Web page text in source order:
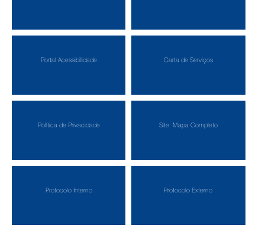
Portal Acessibilidade Carta de Serviços
Política de Privacidade Site: Mapa Completo
Protocolo Interno Protocolo Externo